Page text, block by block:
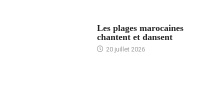
Les plages marocaines
chantent et dansent
20 juillet 2026